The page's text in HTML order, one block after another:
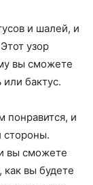
и шалей, и
узор
вы сможете
бактус.
понравится, и
стороны.
вы сможете
вы будете